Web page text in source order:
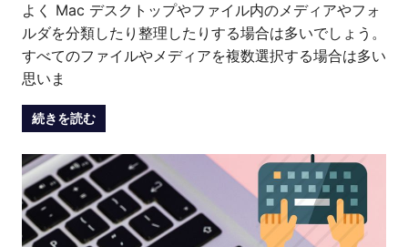
よく Mac デスクトップやファイル内のメディアやフォ
ルダを分類したり整理したりする場合は多いでしょう。
すべてのファイルやメディアを複数選択する場合は多い
思いま
続きを読む